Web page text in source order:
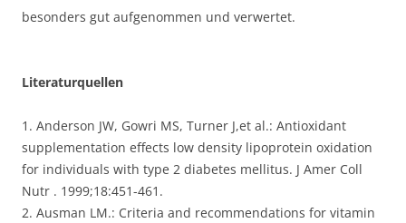
besonders gut aufgenommen und verwertet.
Literaturquellen
1. Anderson JW, Gowri MS, Turner J,et al.: Antioxidant
supplementation effects low density lipoprotein oxidation
for individuals with type 2 diabetes mellitus. J Amer Coll
Nutr . 1999;18:451-461.
2. Ausman LM.: Criteria and recommendations for vitamin